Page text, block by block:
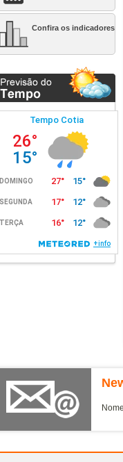
Elo Duo Caminhos da Lapa
Exclusive Tatuapé
Florada Raizes
Fort Aricanduva
Gran Diálogo - Granhome
Club
Gran Home Club Vila Matilde
Grand Metropolitan Butanta
Haus Mitre Campo Belo
Helbor Pateo Sao Paulo
Helbor Patteo Klabin
High Belém
Confira os indicadores